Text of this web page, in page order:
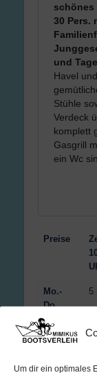
Um dir ein optimales
schönes
30 Pers.
und
Havel
Stühle
Verdeck
komplett
Gasgrill
ein Wc
Preise
Mo.-
Do.
5
Fr.